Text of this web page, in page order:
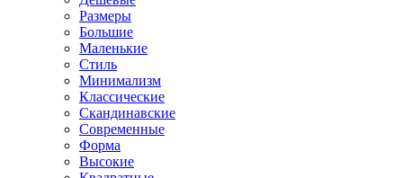
Размеры
Большие
Маленькие
Стиль
Минимализм
Классические
Скандинавские
Современные
Форма
Высокие